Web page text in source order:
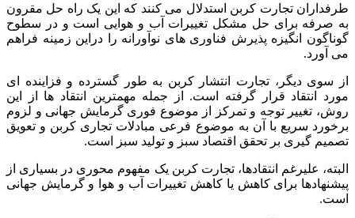
طرفداران تجارت کربن استدلال می کنند که این یک راه حل مقرون
به صرفه برای حل مشکل تغییرات آب و هوایی است و در سطوح
گوناگون انگیزه پذیرش فناوری های نوآورانه را دراین زمینه فراهم
می آورد.
از سوی دیگر، تجارت انتشار کربن به طور گسترده و فزاینده ای
مورد انتقاد قرار گرفته است. از جمله مهمترین انتقاد ها از این
روش، تغییر توجه و تمرکز از موضوع فوری گرمایش جهانی و لزوم
برخورد سریع با آن به موضوع فرعی مبادلات تجاری کربن و تعویق
تصمیم گیری بر تحقق اقتصاد سبز و تولید سبز است.
البته، علیرغم انتقادها، تجارت کربن یک مفهوم محوری در بسیاری از
پیشنهادها برای کاهش یا کاهش تغییرات آب و هوا و گرمایش جهانی
است.